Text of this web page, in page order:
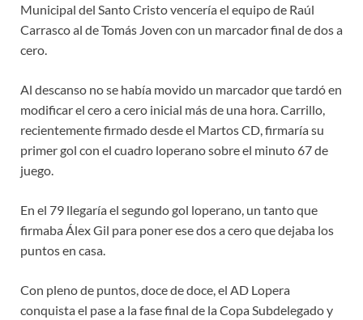
Municipal del Santo Cristo vencería el equipo de Raúl
Carrasco al de Tomás Joven con un marcador final de dos a
cero.
Al descanso no se había movido un marcador que tardó en
modificar el cero a cero inicial más de una hora. Carrillo,
recientemente firmado desde el Martos CD, firmaría su
primer gol con el cuadro loperano sobre el minuto 67 de
juego.
En el 79 llegaría el segundo gol loperano, un tanto que
firmaba Álex Gil para poner ese dos a cero que dejaba los
puntos en casa.
Con pleno de puntos, doce de doce, el AD Lopera
conquista el pase a la fase final de la Copa Subdelegado y